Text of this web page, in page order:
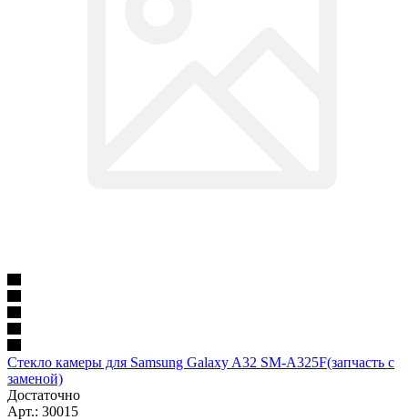
Стекло камеры для Samsung Galaxy A32 SM-A325F(запчасть с
заменой)
Достаточно
Арт.: 30015